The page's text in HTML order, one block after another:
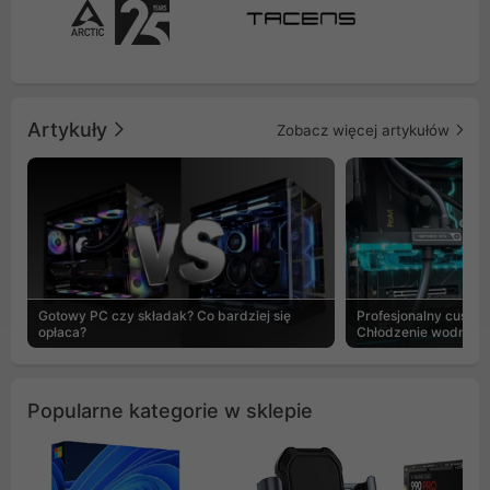
Artykuły Zobacz więcej artykułów
Gotowy PC czy składak? Co bardziej się
opłaca?
Profesjonalny
Chłodzenie wodne
Popularne kategorie w sklepie